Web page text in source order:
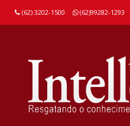
(62) 3202-1500 (62)99282-1293